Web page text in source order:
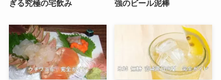
ぎる究極の宅飲み
強のビール泥棒